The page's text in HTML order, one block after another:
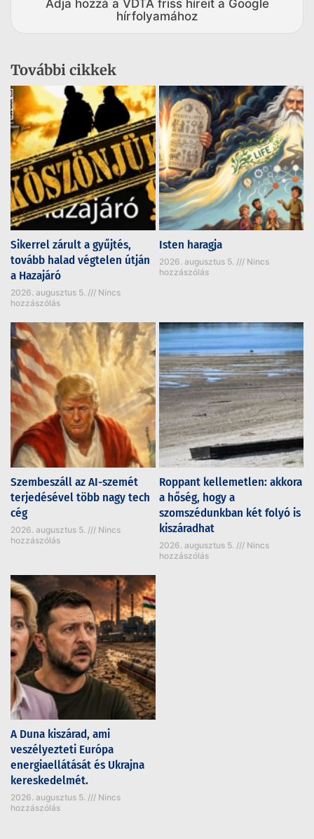
Adja hozzá a VDTA friss híreit a Google
hírfolyamához
További cikkek
Sikerrel zárult a gyűjtés,
tovább halad végtelen útján
a Hazajáró
2026. augusztus 5.
Nincs
hozzászólás
Isten haragja
2026. augusztus 5.
Nincs
hozzászólás
Szembeszáll az AI-szemét
terjedésével több nagy tech
cég
2026. augusztus 5.
Nincs
hozzászólás
Roppant kellemetlen: akkora
a hőség, hogy a
szomszédunkban két folyó is
kiszáradhat
2026. augusztus 5.
Nincs
hozzászólás
A Duna kiszárad, ami
veszélyezteti Európa
energiaellátását és Ukrajna
kereskedelmét.
2026. augusztus 5.
Nincs
hozzászólás